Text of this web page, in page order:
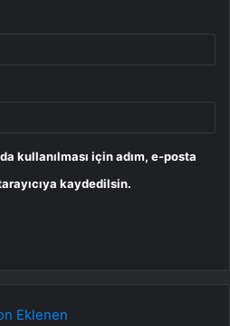
kullanılması için adım, e-posta
kaydedilsin.
Eklenen